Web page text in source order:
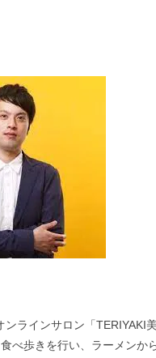
ラインサロン「TERIYAKI
べ歩きを行い、ラーメンか